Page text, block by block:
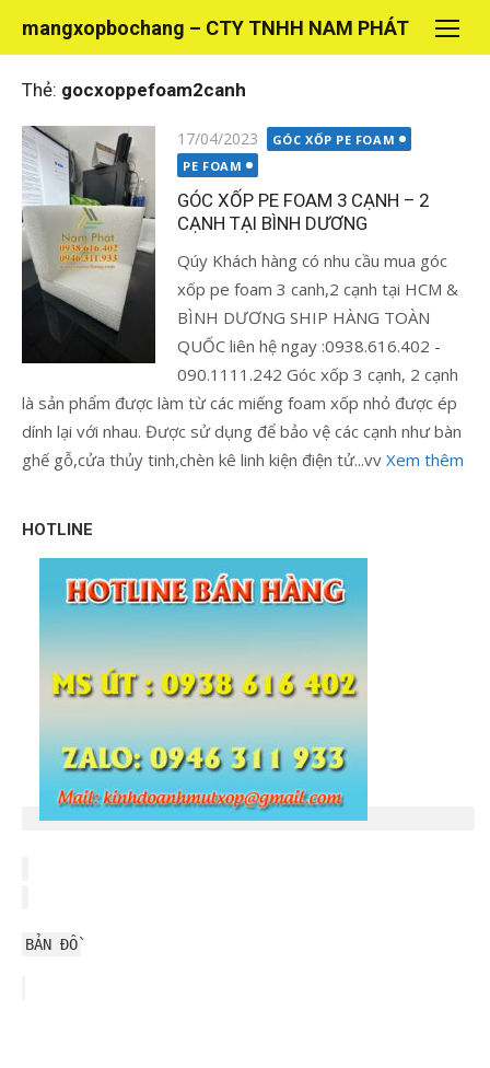
dung
mangxopbochang – CTY TNHH NAM PHÁT
Thẻ: gocxoppefoam2canh
Đăng
vào
17/04/2023
GÓC XỐP PE FOAM
PE FOAM
GÓC XỐP PE FOAM 3 CẠNH – 2
CẠNH TẠI BÌNH DƯƠNG
Qúy Khách hàng có nhu cầu mua góc
xốp pe foam 3 canh,2 cạnh tại HCM &
BÌNH DƯƠNG SHIP HÀNG TOÀN
QUỐC liên hệ ngay :0938.616.402 -
090.1111.242 Góc xốp 3 cạnh, 2 cạnh
là sản phẩm được làm từ các miếng foam xốp nhỏ được ép
dính lại với nhau. Được sử dụng để bảo vệ các cạnh như bàn
ghế gỗ,cửa thủy tinh,chèn kê linh kiện điện tử...vv Xem thêm
HOTLINE
BẢN ĐỒ